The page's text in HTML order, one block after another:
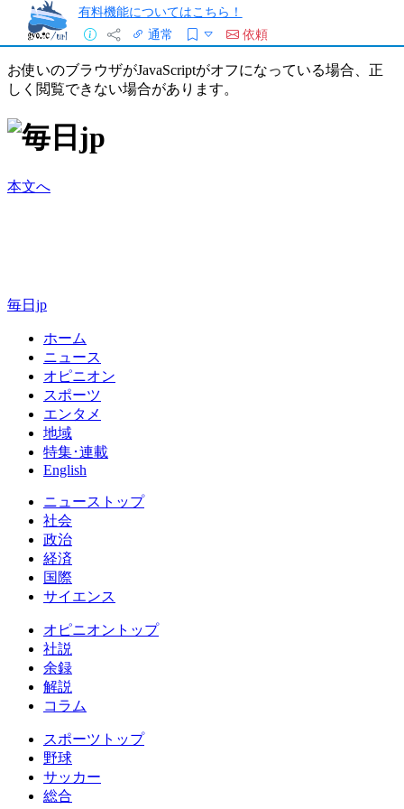
有料機能についてはこちら！
通常
依頼